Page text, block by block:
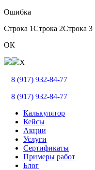
Ошибка
Строка 1Строка 2Строка 3
ОК
X
8 (917) 932-84-77
8 (917) 932-84-77
Калькулятор
Кейсы
Акции
Услуги
Сертификаты
Примеры работ
Блог